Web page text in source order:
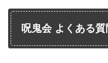
呪鬼会 よくある質